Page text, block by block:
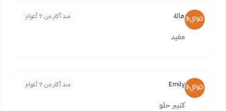
هالة منذ أكثر من 7 أعوام
مفيد
Emily منذ أكثر من 7 أعوام
كتيير حلو